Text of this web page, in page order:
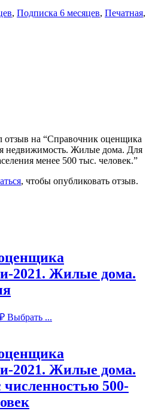
, Подписка 6 месяцев, Печатная,
отзыв на “Справочник оценщика
недвижимость. Жилые дома. Для
менее 500 тыс. человек.”
, чтобы опубликовать отзыв.
2021. Жилые дома.
₽ Выбрать ...
2021. Жилые дома.
численностью 500-